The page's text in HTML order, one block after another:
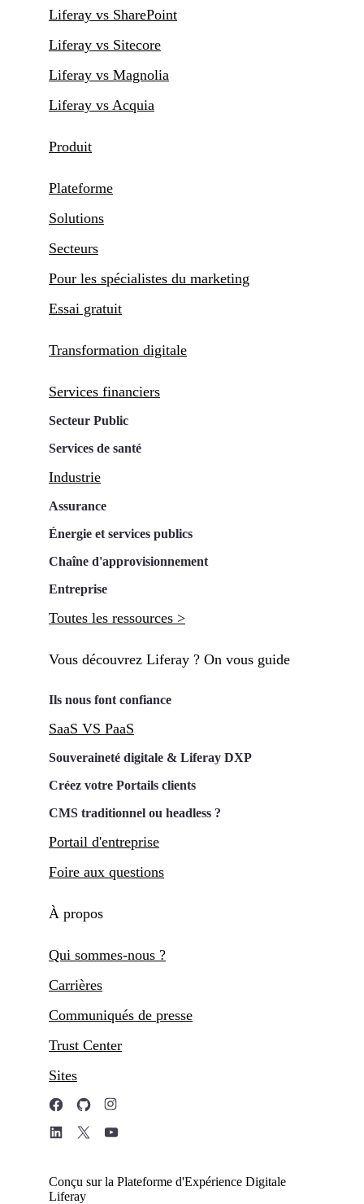
Liferay vs SharePoint
Liferay vs Sitecore
Liferay vs Magnolia
Liferay vs Acquia
Produit
Plateforme
Solutions
Secteurs
Pour les spécialistes du marketing
Essai gratuit
Transformation digitale
Services financiers
Secteur Public
Services de santé
Industrie
Assurance
Énergie et services publics
Chaîne d'approvisionnement
Entreprise
Toutes les ressources >
Vous découvrez Liferay ? On vous guide
Ils nous font confiance
SaaS VS PaaS
Souveraineté digitale & Liferay DXP
Créez votre Portails clients
CMS traditionnel ou headless ?
Portail d'entreprise
Foire aux questions
À propos
Qui sommes-nous ?
Carrières
Communiqués de presse
Trust Center
Sites
Conçu sur la Plateforme d'Expérience Digitale
Liferay